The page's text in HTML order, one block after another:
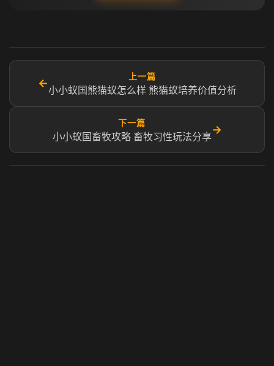
←
上一篇
小小蚁国熊猫蚁怎么样 熊猫蚁培养价值分析
下一篇
小小蚁国畜牧攻略 畜牧习性玩法分享
→